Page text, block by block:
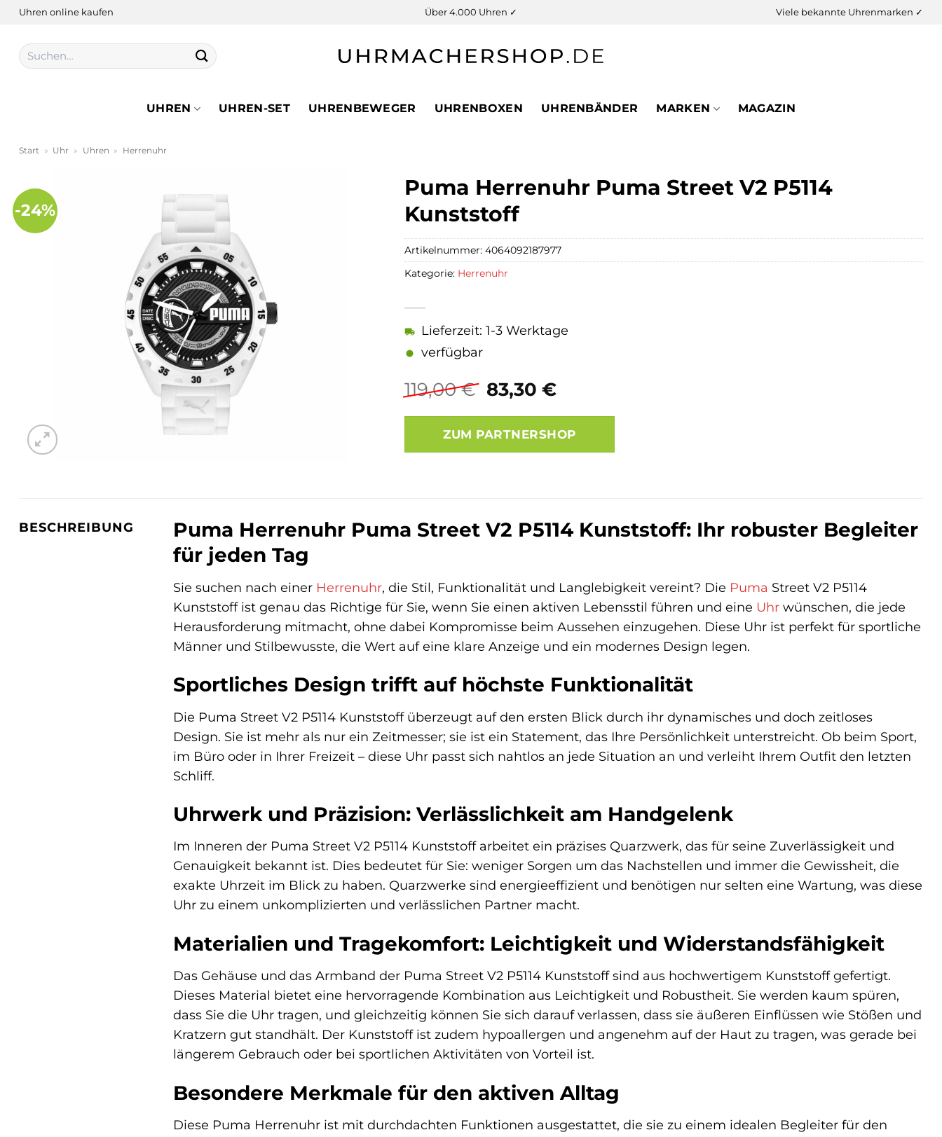
Zum
springen
Uhren online kaufen Über 4.000 Uhren ✓ Viele bekannte Uhrenmarken ✓
Suchen
nach:
UHREN UHREN-SET UHRENBEWEGER UHRENBOXEN UHRENBÄNDER MARKEN MAGAZIN
Start » Uhr » Uhren » Herrenuhr
-24%
Puma Herrenuhr Puma Street V2 P5114
Kunststoff
119,00€ Ursprünglicher
war:
119,00 €
83,30 €Aktueller
ist:
83,30 €.
Lieferzeit: 1-3 Werktage
verfügbar
ZUM PARTNERSHOP
Artikelnummer: 4064092187977
Kategorie: Herrenuhr
BESCHREIBUNG
Puma Herrenuhr Puma Street V2 P5114 Kunststoff: Ihr robuster Begleiter
für jeden Tag
Sie suchen nach einer Herrenuhr, die Stil, Funktionalität und Langlebigkeit vereint? Die Puma Street V2 P5114
Kunststoff ist genau das Richtige für Sie, wenn Sie einen aktiven Lebensstil führen und eine Uhr wünschen, die jede
Herausforderung mitmacht, ohne dabei Kompromisse beim Aussehen einzugehen. Diese Uhr ist perfekt für sportliche
Männer und Stilbewusste, die Wert auf eine klare Anzeige und ein modernes Design legen.
Sportliches Design trifft auf höchste Funktionalität
Die Puma Street V2 P5114 Kunststoff überzeugt auf den ersten Blick durch ihr dynamisches und doch zeitloses
Design. Sie ist mehr als nur ein Zeitmesser; sie ist ein Statement, das Ihre Persönlichkeit unterstreicht. Ob beim Sport,
im Büro oder in Ihrer Freizeit – diese Uhr passt sich nahtlos an jede Situation an und verleiht Ihrem Outfit den letzten
Schliff.
Uhrwerk und Präzision: Verlässlichkeit am Handgelenk
Im Inneren der Puma Street V2 P5114 Kunststoff arbeitet ein präzises Quarzwerk, das für seine Zuverlässigkeit und
Genauigkeit bekannt ist. Dies bedeutet für Sie: weniger Sorgen um das Nachstellen und immer die Gewissheit, die
exakte Uhrzeit im Blick zu haben. Quarzwerke sind energieeffizient und benötigen nur selten eine Wartung, was diese
Uhr zu einem unkomplizierten und verlässlichen Partner macht.
Materialien und Tragekomfort: Leichtigkeit und Widerstandsfähigkeit
Das Gehäuse und das Armband der Puma Street V2 P5114 Kunststoff sind aus hochwertigem Kunststoff gefertigt.
Dieses Material bietet eine hervorragende Kombination aus Leichtigkeit und Robustheit. Sie werden kaum spüren,
dass Sie die Uhr tragen, und gleichzeitig können Sie sich darauf verlassen, dass sie äußeren Einflüssen wie Stößen und
Kratzern gut standhält. Der Kunststoff ist zudem hypoallergen und angenehm auf der Haut zu tragen, was gerade bei
längerem Gebrauch oder bei sportlichen Aktivitäten von Vorteil ist.
Besondere Merkmale für den aktiven Alltag
Diese Puma Herrenuhr ist mit durchdachten Funktionen ausgestattet, die sie zu einem idealen Begleiter für den